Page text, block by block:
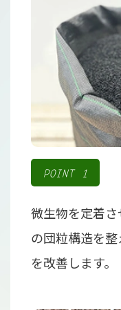
POINT 1
微生物を定着
の団粒構造を
を改善します。